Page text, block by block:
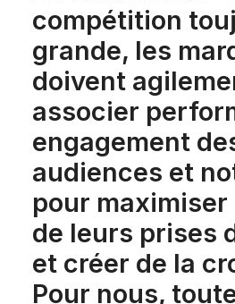
compétition
grande, les
doivent
associer
engagement
audiences et
pour maximiser
de leurs prises
et créer de la
Pour nous,